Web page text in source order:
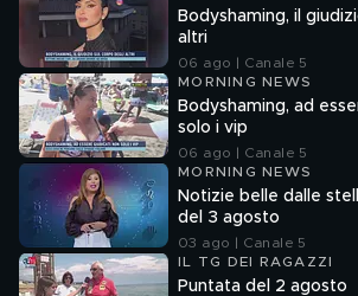
Bodyshaming, il
altri
06 ago | Canale 5
MORNING NEWS
Bodyshaming, ad
solo i vip
06 ago | Canale 5
MORNING NEWS
Notizie belle dalle
del 3 agosto
03 ago | Canale 5
IL TG DEI RAGAZZI
Puntata del 2 agosto